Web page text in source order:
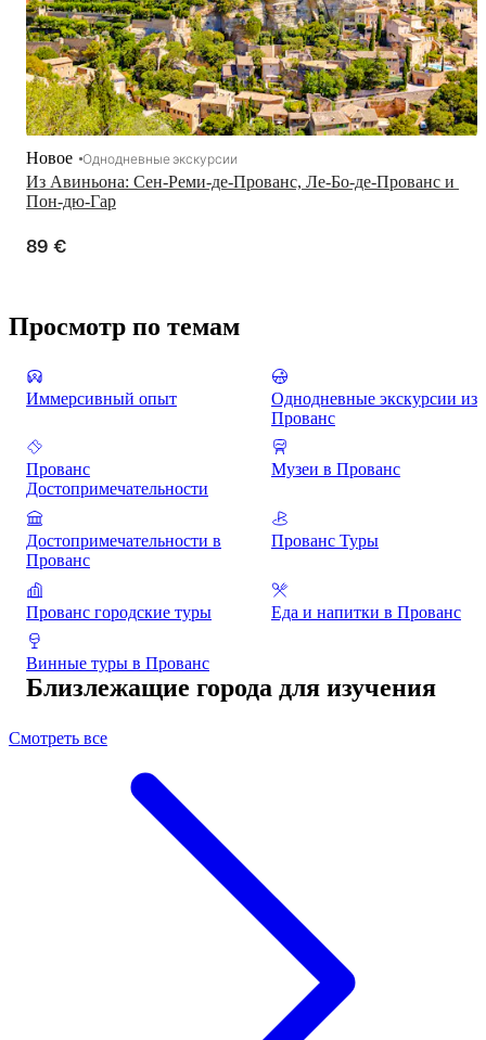
Из Авиньона: Сен-Реми-де-Прованс, Ле-Бо-де-Прованс и
Пон-дю-Гар
Новое Однодневные экскурсии
89 €
Просмотр по темам
Иммерсивный опыт
Однодневные экскурсии из
Прованс
Прованс
Достопримечательности
Музеи в Прованс
Достопримечательности в
Прованс
Прованс Туры
Прованс городские туры Еда и напитки в Прованс
Винные туры в Прованс
Близлежащие города для изучения
Смотреть все